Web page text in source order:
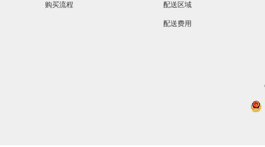
购买流程 配送区域
配送费用